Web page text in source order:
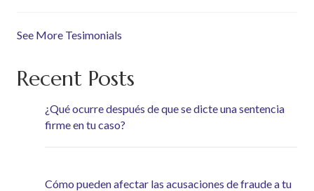
See More Tesimonials
Recent Posts
¿Qué ocurre después de que se dicte una sentencia
firme en tu caso?
Cómo pueden afectar las acusaciones de fraude a tu